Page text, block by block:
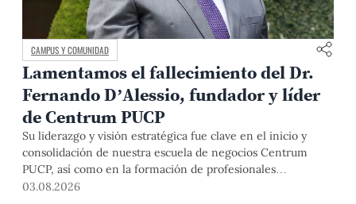
CAMPUS Y COMUNIDAD
Lamentamos el fallecimiento del Dr.
Fernando D’Alessio, fundador y líder
de Centrum PUCP
Su liderazgo y visión estratégica fue clave en el inicio y
consolidación de nuestra escuela de negocios Centrum
PUCP, así como en la formación de profesionales
empresariales comprometidos con el país. Por todo ello,
03.08.2026